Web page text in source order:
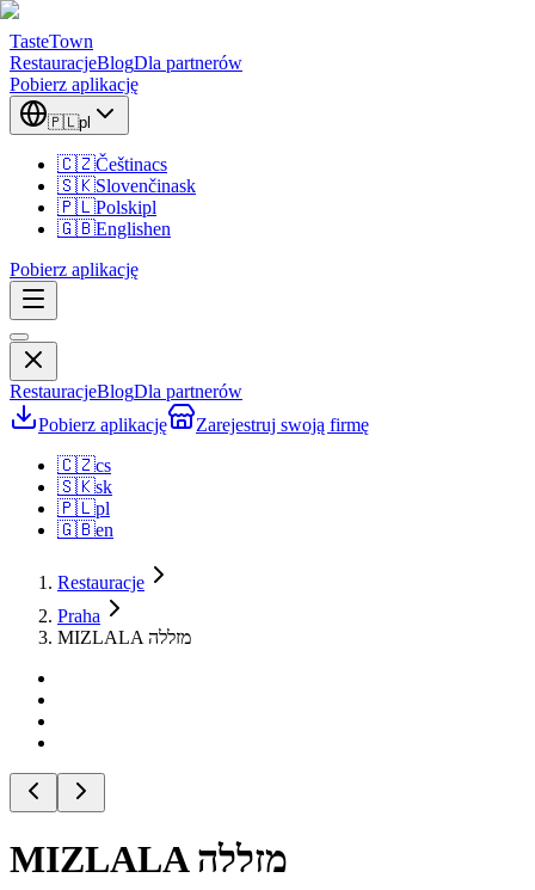
TasteTown
RestauracjeBlogDla partnerów
Pobierz aplikację
🇵🇱pl
🇨🇿Češtinacs
🇸🇰Slovenčinask
🇵🇱Polskipl
🇬🇧Englishen
Pobierz aplikację
RestauracjeBlogDla partnerów
Pobierz aplikację
Zarejestruj swoją firmę
🇨🇿cs
🇸🇰sk
🇵🇱pl
🇬🇧en
Restauracje
Praha
MIZLALA מזללה
MIZLALA מזללה